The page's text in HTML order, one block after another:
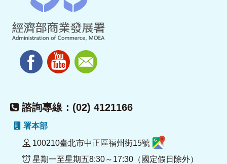
諮詢專線：(02) 4121166
署本部
100210臺北市中正區福州街15號
星期一至星期五8:30～17:30（國定假日除外）